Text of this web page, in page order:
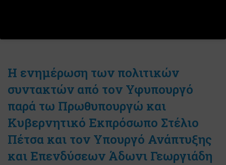
Η ενημέρωση των πολιτικών
συντακτών από τον Υφυπουργό
παρά τω Πρωθυπουργώ και
Κυβερνητικό Εκπρόσωπο Στέλιο
Πέτσα και τον Υπουργό Ανάπτυξης
και Επενδύσεων Άδωνι Γεωργιάδη